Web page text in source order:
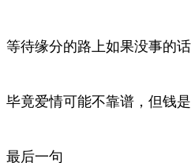
等待缘分的路上如果没事的
毕竟爱情可能不靠谱，但钱
最后一句